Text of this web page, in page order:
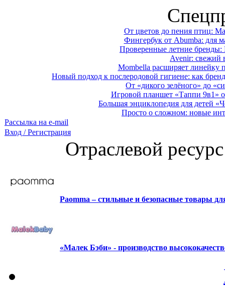
От цветов до пения птиц:
Фингербук от Abumba: для
Проверенные летние
Avenir: свежий
Mombella расширяет линейку
Новый подход к послеродовой гигиене: как
От «дикого зелёного» до
Игровой планшет «Таппи 9в1»
Большая энциклопедия для детей
Просто о сложном: новые
Рассылка на e-mail
Вход / Регистрация
Отраслевой
Paomma – стильные и безопасные товары
«Малек Бэби» - производство